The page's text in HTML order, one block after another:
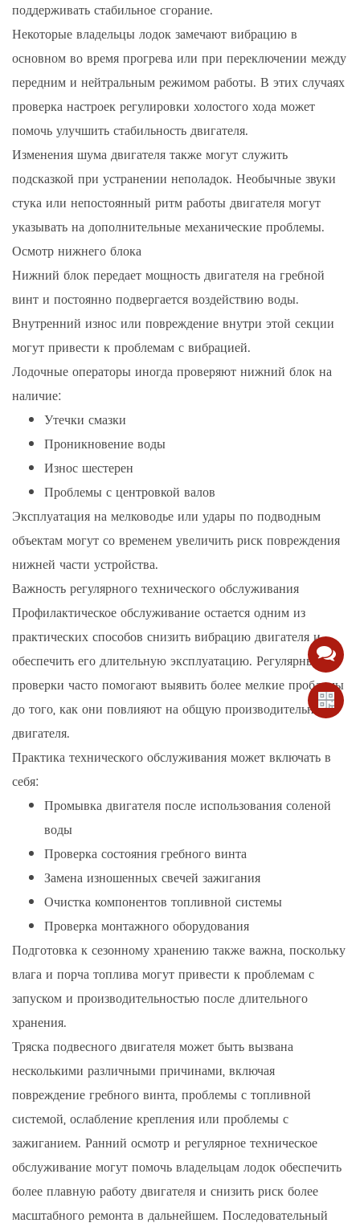
поддерживать стабильное сгорание.
Некоторые владельцы лодок замечают вибрацию в
основном во время прогрева или при переключении между
передним и нейтральным режимом работы. В этих случаях
проверка настроек регулировки холостого хода может
помочь улучшить стабильность двигателя.
Изменения шума двигателя также могут служить
подсказкой при устранении неполадок. Необычные звуки
стука или непостоянный ритм работы двигателя могут
указывать на дополнительные механические проблемы.
Осмотр нижнего блока
Нижний блок передает мощность двигателя на гребной
винт и постоянно подвергается воздействию воды.
Внутренний износ или повреждение внутри этой секции
могут привести к проблемам с вибрацией.
Лодочные операторы иногда проверяют нижний блок на
наличие:
Утечки смазки
Проникновение воды
Износ шестерен
Проблемы с центровкой валов
Эксплуатация на мелководье или удары по подводным
объектам могут со временем увеличить риск повреждения
нижней части устройства.
Важность регулярного технического обслуживания
Профилактическое обслуживание остается одним из
практических способов снизить вибрацию двигателя и
обеспечить его длительную эксплуатацию. Регулярные
проверки часто помогают выявить более мелкие проблемы
до того, как они повлияют на общую производительность
двигателя.
Практика технического обслуживания может включать в
себя:
Промывка двигателя после использования соленой
воды
Проверка состояния гребного винта
Замена изношенных свечей зажигания
Очистка компонентов топливной системы
Проверка монтажного оборудования
Подготовка к сезонному хранению также важна, поскольку
влага и порча топлива могут привести к проблемам с
запуском и производительностью после длительного
хранения.
Тряска подвесного двигателя может быть вызвана
несколькими различными причинами, включая
повреждение гребного винта, проблемы с топливной
системой, ослабление крепления или проблемы с
зажиганием. Ранний осмотр и регулярное техническое
обслуживание могут помочь владельцам лодок обеспечить
более плавную работу двигателя и снизить риск более
масштабного ремонта в дальнейшем. Последовательный